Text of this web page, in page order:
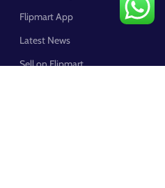
Flipmart App
Latest News
Sell on Flipmart